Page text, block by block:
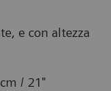
e con altezza
/ 21"